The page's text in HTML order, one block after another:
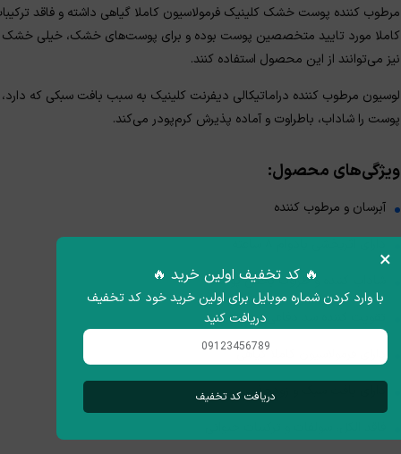
کاملا مورد تایید متخصصین پوست بوده و برای پوست‌های خشک، خیلی
نیز می‌توانند از این محصول استفاده کنند.
لوسیون مرطوب کننده دراماتیکالی دیفرنت کلینیک به سبب بافت سبکی که
پوست را شاداب، باطراوت و آماده پذیرش کرم‌پودر می‌کند.
ویژگی‌های محصول:
آبرسان و مرطوب کننده
شاداب کننده و طراوت بخش پوست
تقویت کننده سد دفاعی پوست
دارای فرمولاسیون کاملا گیاهی
دارای بافت سبک و زودجذب
× 🔥 کد تخفیف اولین خرید 🔥
با وارد کردن شماره موبایل برای اولین خرید خود کد تخفیف
دریافت کنید
دریافت کد تخفیف